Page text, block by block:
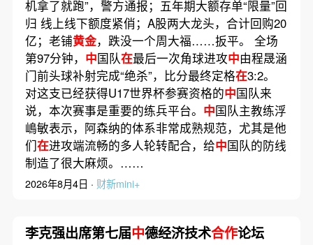
机拿了就跑”，警方通报；五年期大额存单“限量”回
归 线上线下额度紧俏；A股两大龙头，合计回购20
亿；老铺黄金，跌没一个周大福……扳平。 全场
第97分钟， 中国队在最后一次角球进攻中由程晟涵
门前头球补射完成“绝杀”，比分最终定格在3:2。
对这支已经获得U17世界杯参赛资格的中国队来
说，本次赛事是重要的练兵平台。 中国队主教练浮
嶋敏表示，阿森纳的体系非常成熟规范，尤其是他
们在进攻端流畅的多人轮转配合，给中国队的防线
制造了很大麻烦。……
2026年8月4日 · 财新mini+
李克强出席第七届中德经济技术合作论坛